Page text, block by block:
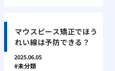
マウスピース矯正でほう
れい線は予防できる？
2025.06.05
未分類